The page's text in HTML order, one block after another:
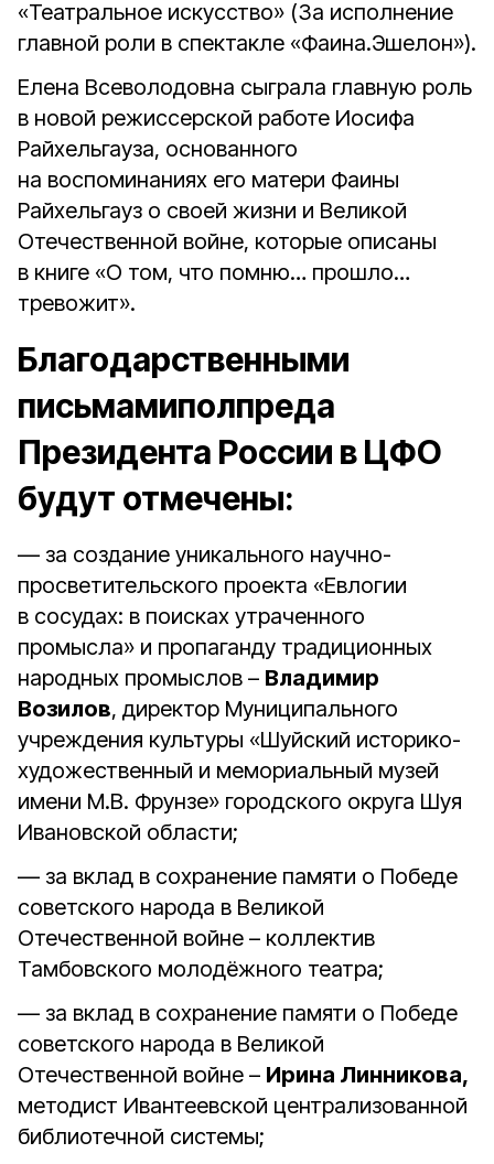
«Театральное искусство» (За исполнение
главной роли в спектакле «Фаина.Эшелон»).
Елена Всеволодовна сыграла главную роль
в новой режиссерской работе Иосифа
Райхельгауза, основанного
на воспоминаниях его матери Фаины
Райхельгауз о своей жизни и Великой
Отечественной войне, которые описаны
в книге «О том, что помню… прошло…
тревожит».
Благодарственными
письмамиполпреда
Президента России в ЦФО
будут отмечены:
— за создание уникального научно-
просветительского проекта «Евлогии
в сосудах: в поисках утраченного
промысла» и пропаганду традиционных
народных промыслов – Владимир
Возилов, директор Муниципального
учреждения культуры «Шуйский историко-
художественный и мемориальный музей
имени М.В. Фрунзе» городского округа Шуя
Ивановской области;
— за вклад в сохранение памяти о Победе
советского народа в Великой
Отечественной войне – коллектив
Тамбовского молодёжного театра;
— за вклад в сохранение памяти о Победе
советского народа в Великой
Отечественной войне – Ирина Линникова,
методист Ивантеевской централизованной
библиотечной системы;